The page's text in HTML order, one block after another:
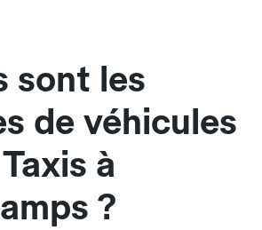
sont les
de véhicules
à
?